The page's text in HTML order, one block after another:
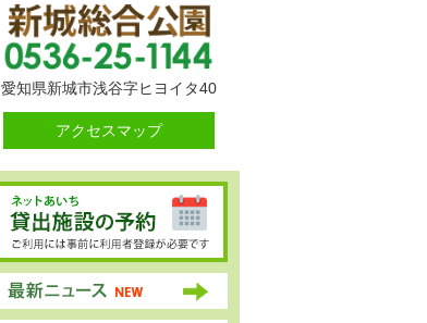
愛知県新城市浅谷字ヒヨイタ40
アクセスマップ